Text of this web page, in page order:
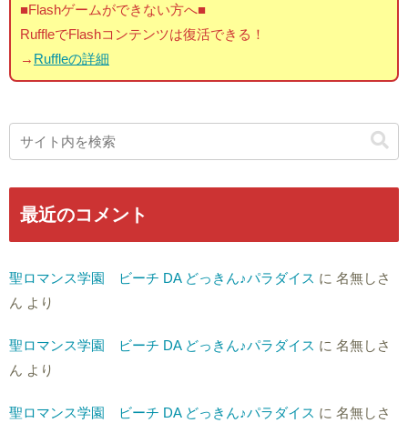
■Flashゲームができない方へ■
RuffleでFlashコンテンツは復活できる！
→ Ruffleの詳細
最近のコメント
聖ロマンス学園 ビーチ DA どっきん♪パラダイス に 名無しさ
ん より
聖ロマンス学園 ビーチ DA どっきん♪パラダイス に 名無しさ
ん より
聖ロマンス学園 ビーチ DA どっきん♪パラダイス に 名無しさ